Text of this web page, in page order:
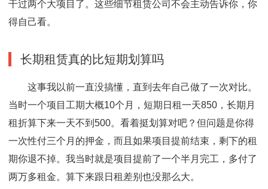
干过两个大项目了。这些细节租赁公司不会主动告诉你，你
得自己看。
长期租赁真的比短期划算吗
这事我以前一直没搞懂，直到去年自己做了一次对比。
当时一个项目工期大概10个月，短期日租一天850，长期月
租折算下来一天不到500。看着挺划算对吧？但问题是你得
一次性付三个月的押金，而且如果项目提前结束，剩下的租
期你退不掉。我当时就是项目提前了一个半月完工，多付了
两万多租金。算下来跟日租差别也没那么大。